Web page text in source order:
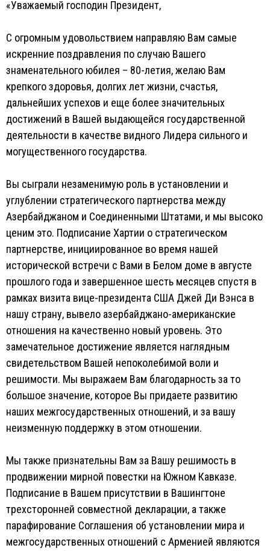
«Уважаемый господин Президент,
С огромным удовольствием направляю Вам самые
искренние поздравления по случаю Вашего
знаменательного юбилея – 80-летия, желаю Вам
крепкого здоровья, долгих лет жизни, счастья,
дальнейших успехов и еще более значительных
достижений в Вашей выдающейся государственной
деятельности в качестве видного Лидера сильного и
могущественного государства.
Вы сыграли незаменимую роль в установлении и
углублении стратегического партнерства между
Азербайджаном и Соединенными Штатами, и мы высоко
ценим это. Подписание Хартии о стратегическом
партнерстве, инициированное во время нашей
исторической встречи с Вами в Белом доме в августе
прошлого года и завершенное шесть месяцев спустя в
рамках визита вице-президента США Джей Ди Вэнса в
нашу страну, вывело азербайджано-американские
отношения на качественно новый уровень. Это
замечательное достижение является наглядным
свидетельством Вашей непоколебимой воли и
решимости. Мы выражаем Вам благодарность за то
большое значение, которое Вы придаете развитию
наших межгосударственных отношений, и за вашу
неизменную поддержку в этом отношении.
Мы также признательны Вам за Вашу решимость в
продвижении мирной повестки на Южном Кавказе.
Подписание в Вашем присутствии в Вашингтоне
трехсторонней совместной декларации, а также
парафирование Соглашения об установлении мира и
межгосударственных отношений с Арменией являются